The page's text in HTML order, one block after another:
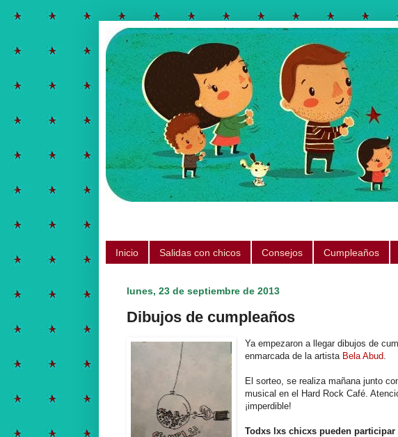
Inicio Salidas con chicos Consejos Cumpleaños
lunes, 23 de septiembre de 2013
Dibujos de cumpleaños
Ya empezaron a llegar dibujos de
enmarcada de la artista Bela Abud
El sorteo, se realiza mañana junto
musical en el Hard Rock Café.
¡imperdible!
Todxs lxs chicxs pueden